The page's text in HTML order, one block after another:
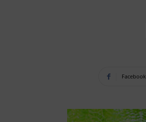
Facebook